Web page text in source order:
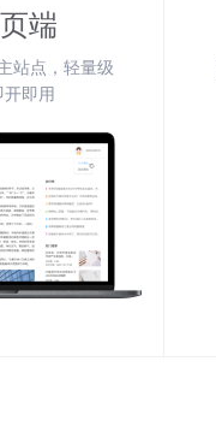
端
站点，轻量级
即用